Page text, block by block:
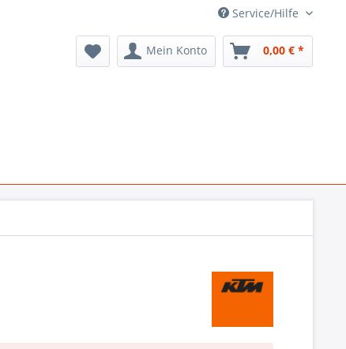
Service/Hilfe
Mein Konto 0,00 € *